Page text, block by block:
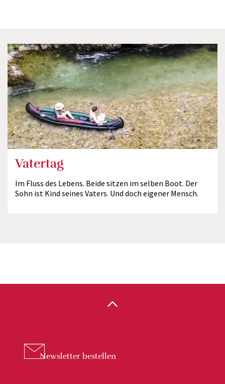
Vatertag
Im Fluss des Lebens. Beide sitzen im selben Boot. Der
Sohn ist Kind seines Vaters. Und doch eigener Mensch.
Newsletter bestellen